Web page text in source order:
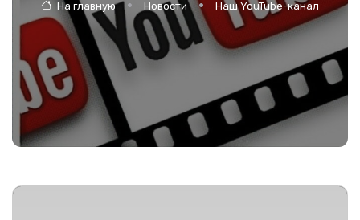
На главную Новости Наш YouTube-канал